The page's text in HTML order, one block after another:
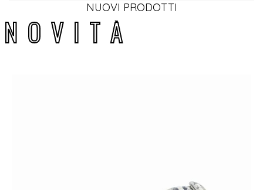
NUOVI PRODOTTI
N OV ITÀ